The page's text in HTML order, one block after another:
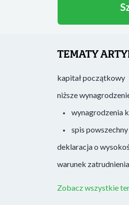
TEMATY
kapitał początkowy
niższe
wynagrodzenia
spis powszechny
deklaracja o
warunek zatrudnienia
Zobacz wszystkie